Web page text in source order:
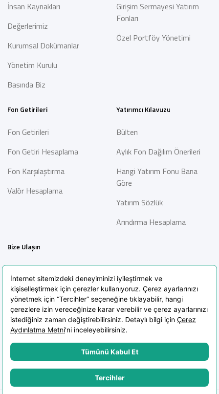
İnsan Kaynakları
Değerlerimiz
Kurumsal Dokümanlar
Yönetim Kurulu
Basında Biz
Girişim Sermayesi Yatırım
Fonları
Özel Portföy Yönetimi
Fon Getirileri
Fon Getirileri
Fon Getiri Hesaplama
Fon Karşılaştırma
Valör Hesaplama
Yatırımcı Kılavuzu
Bülten
Aylık Fon Dağılım Önerileri
Hangi Yatırım Fonu Bana
Göre
Yatırım Sözlük
Arındırma Hesaplama
Bize Ulaşın
İletişim
Bilgi Toplumu Hizmetleri
Sıkça Sorulan Sorular Blog
KVKK Aydınlatma Metni
KVKK Politikası
Çerez Politikası